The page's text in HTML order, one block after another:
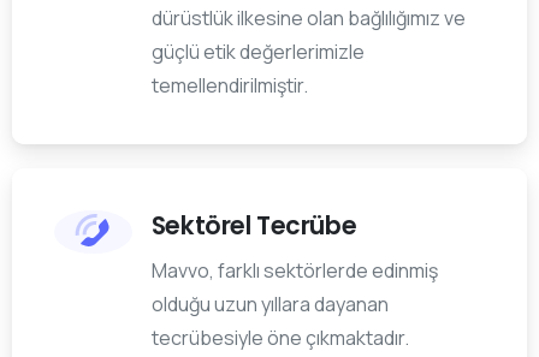
dürüstlük ilkesine olan bağlılığımız ve
güçlü etik değerlerimizle
temellendirilmiştir.
Sektörel Tecrübe
Mavvo, farklı sektörlerde edinmiş
olduğu uzun yıllara dayanan
tecrübesiyle öne çıkmaktadır.